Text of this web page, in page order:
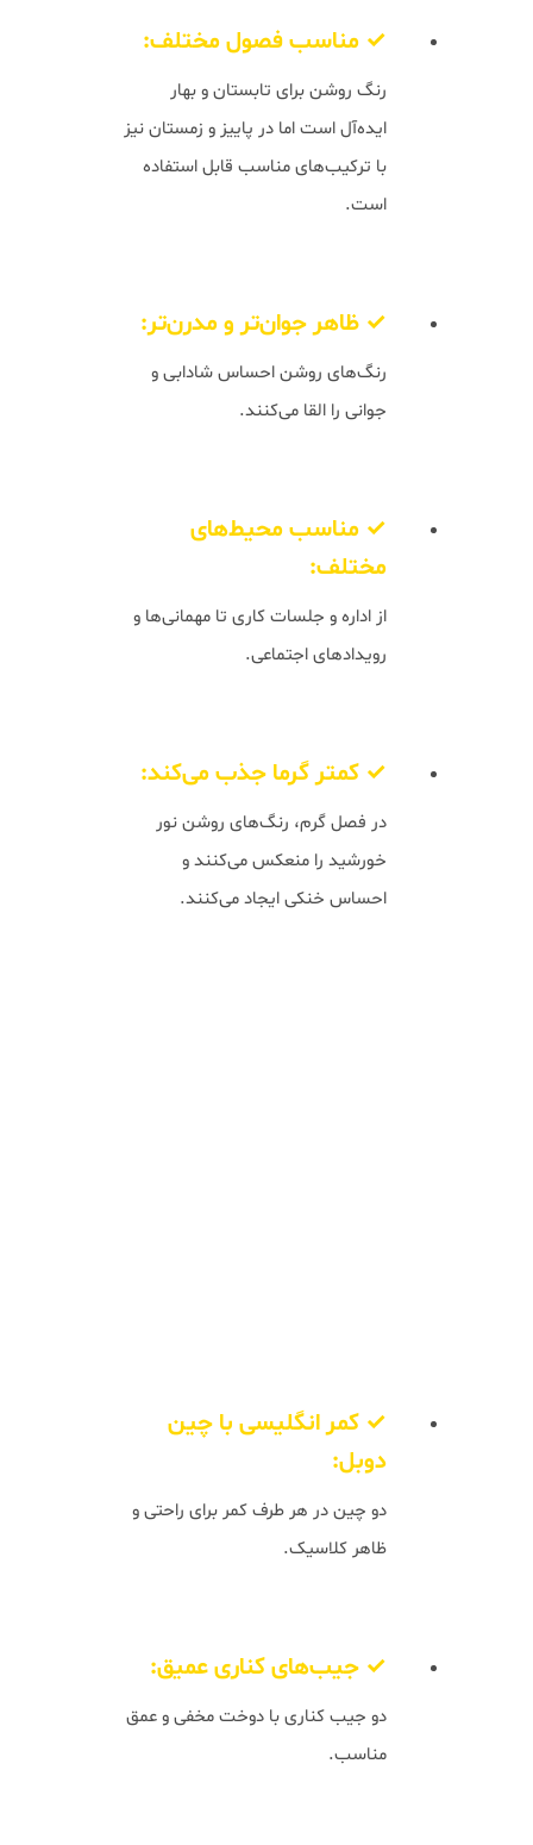
✓ مناسب فصول مختلف:
رنگ روشن برای تابستان و بهار
ایده‌آل است اما در پاییز و زمستان نیز
با ترکیب‌های مناسب قابل استفاده
است.
✓ ظاهر جوان‌تر و مدرن‌تر:
رنگ‌های روشن احساس شادابی و
جوانی را القا می‌کنند.
✓ مناسب محیط‌های
مختلف:
از اداره و جلسات کاری تا مهمانی‌ها و
رویدادهای اجتماعی.
✓ کمتر گرما جذب می‌کند:
در فصل گرم، رنگ‌های روشن نور
خورشید را منعکس می‌کنند و
احساس خنکی ایجاد می‌کنند.
✓ کمر انگلیسی با چین
دوبل:
دو چین در هر طرف کمر برای راحتی و
ظاهر کلاسیک.
✓ جیب‌های کناری عمیق:
دو جیب کناری با دوخت مخفی و عمق
مناسب.